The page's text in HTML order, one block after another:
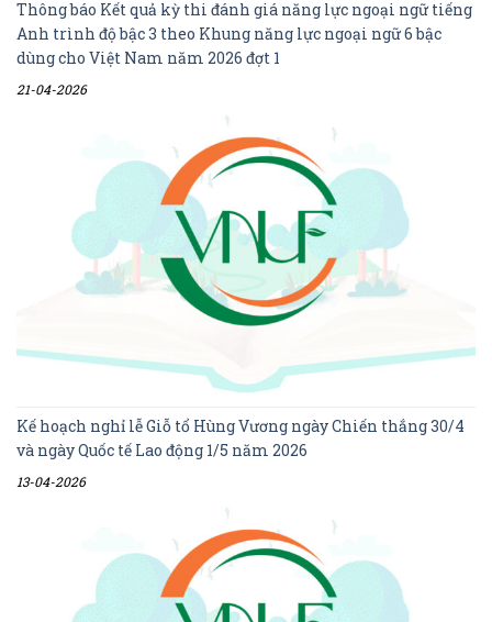
Thông báo Kết quả kỳ thi đánh giá năng lực ngoại ngữ tiếng
Anh trình độ bậc 3 theo Khung năng lực ngoại ngữ 6 bậc
dùng cho Việt Nam năm 2026 đợt 1
21-04-2026
Kế hoạch nghỉ lễ Giỗ tổ Hùng Vương ngày Chiến thắng 30/4
và ngày Quốc tế Lao động 1/5 năm 2026
13-04-2026